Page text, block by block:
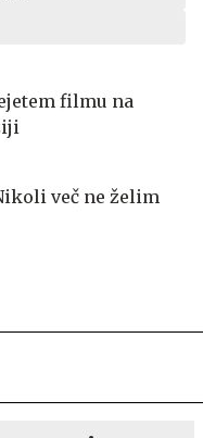
filmu na
več ne želim